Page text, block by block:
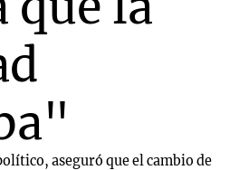
aseguró que el cambio de